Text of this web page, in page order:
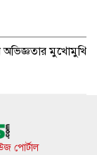
অভিজ্ঞতার মুখোমুখি
আজ স্বর্ণের
পোর্টাল